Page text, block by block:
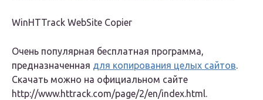
WinHTTrack WebSite Copier
Очень популярная бесплатная программа,
предназначенная для копирования целых сайтов.
Скачать можно на официальном сайте
http://www.httrack.com/page/2/en/index.html.